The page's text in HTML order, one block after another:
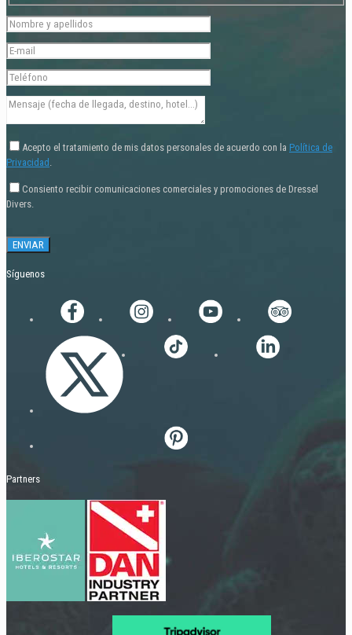
Acepto el tratamiento de mis datos personales de acuerdo con la Política de
Privacidad .
Consiento recibir comunicaciones comerciales y promociones de Dressel
Divers.
Síguenos
Partners